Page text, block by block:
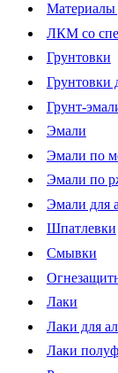
Материалы
ЛКМ со
Грунтовки
Грунтовки
Грунт-
Эмали
Эмали по
Эмали по
Эмали для
Шпатлевки
Смывки
Лаки
Лаки для
Лаки